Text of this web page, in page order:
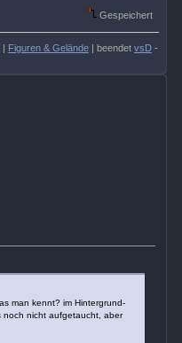
Gespeichert
| Figuren & Gelände| beendet vsD-
man kennt? im Hintergrund-
noch nicht aufgetaucht, aber